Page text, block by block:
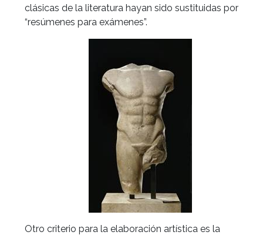
clásicas de la literatura hayan sido sustituidas por
“resúmenes para exámenes”.
Otro criterio para la elaboración artística es la